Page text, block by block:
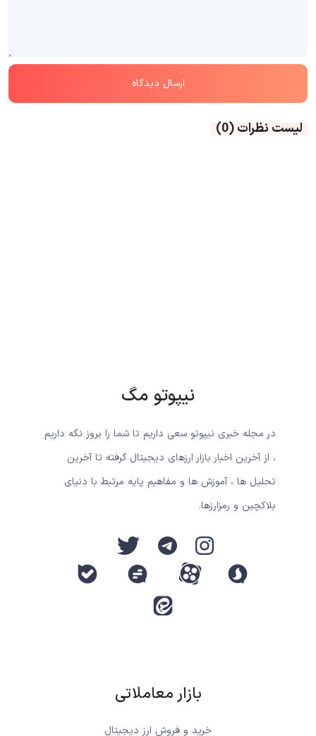
لیست نظرات(0)
نیپوتو مگ
در مجله خبری نیپوتو سعی داریم تا شما را بروز نگه داریم
، از آخرین اخبار بازار ارزهای دیجیتال گرفته تا آخرین
تحلیل ها ، آموزش ها و مفاهیم پایه مرتبط با دنیای
بلاکچین و رمزارزها.
بازار معاملاتی
خرید و فروش ارز دیجیتال